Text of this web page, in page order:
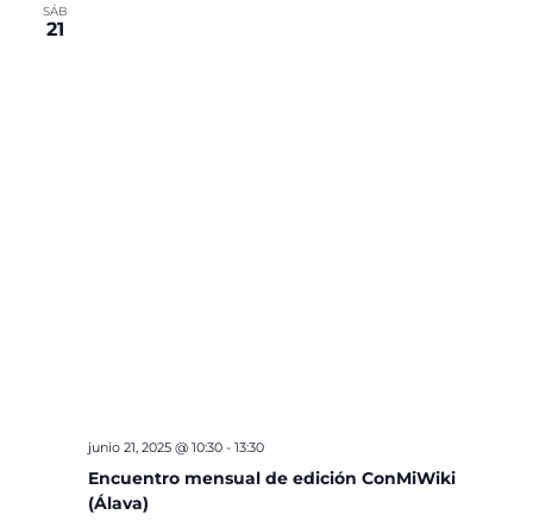
SÁB
21
Encuentro mensual de edición ConMiWiki
(Álava)
junio 21, 2025 @ 10:30- 13:30